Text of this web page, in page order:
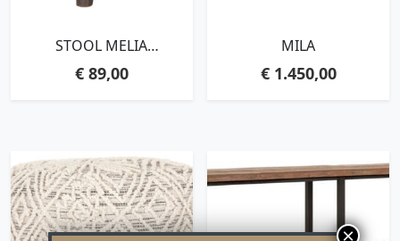
STOOL MELIA
BROWN RECYCLED
€89,00
MILA
€1.450,00